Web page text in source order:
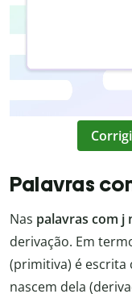
Palavras
Nas palavras com j
derivação. Em
(primitiva) é escrita
nascem dela